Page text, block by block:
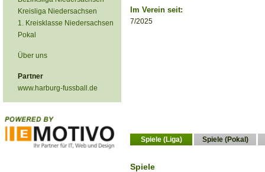
Kreisliga Niedersachsen
1. Kreisklasse Niedersachsen
Pokal
Über uns
Partner
www.harburg-fussball.de
Im Verein seit:
7/2025
Spiele (Liga) Spiele (Pokal)
Spiele